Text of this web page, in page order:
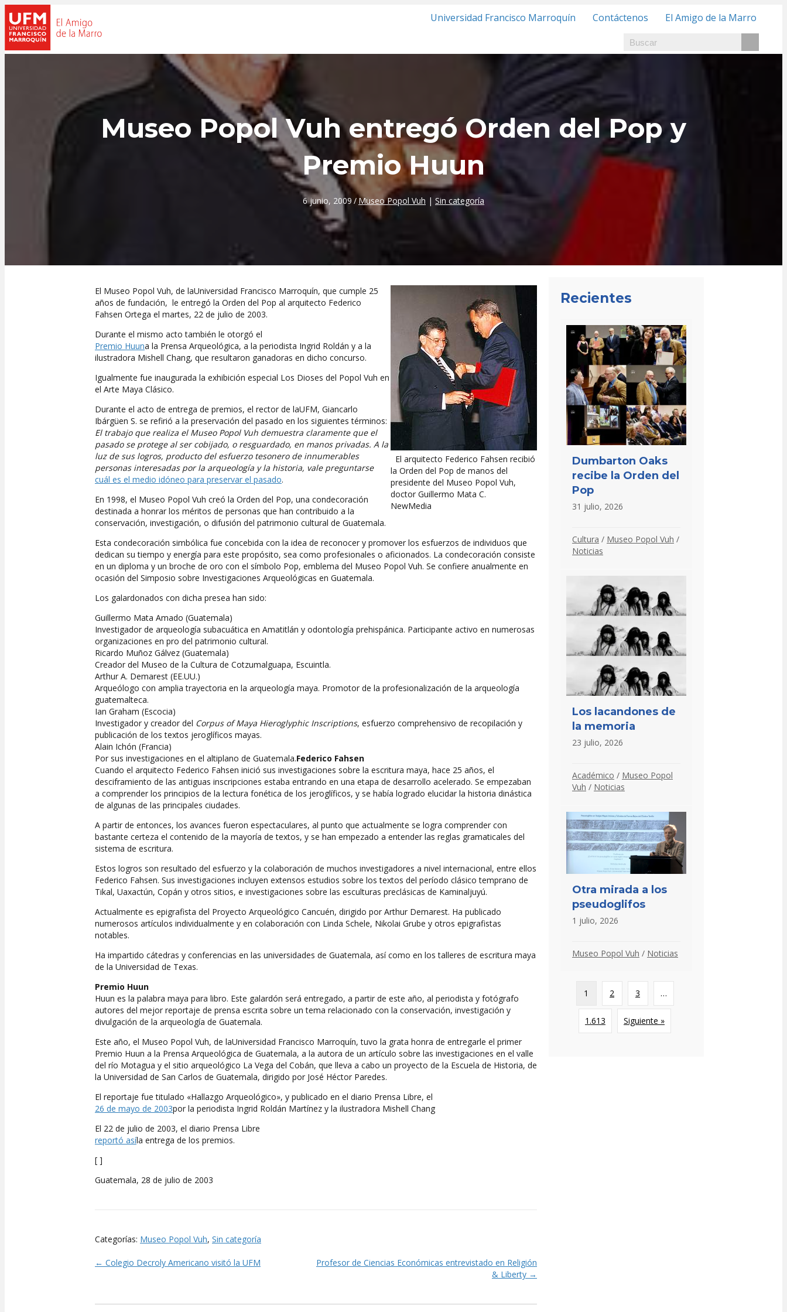
Universidad Francisco Marroquín Contáctenos El Amigo de la Marro
Museo Popol Vuh entregó Orden del Pop y
Premio Huun
6 junio, 2009 / Museo Popol Vuh | Sin categoría
El arquitecto Federico Fahsen recibió
la Orden del Pop de manos del
presidente del Museo Popol Vuh,
doctor Guillermo Mata C.
NewMedia
El Museo Popol Vuh, de laUniversidad Francisco Marroquín, que cumple 25
años de fundación, le entregó la Orden del Pop al arquitecto Federico
Fahsen Ortega el martes, 22 de julio de 2003.
Durante el mismo acto también le otorgó el
Premio Huuna la Prensa Arqueológica, a la periodista Ingrid Roldán y a la
ilustradora Mishell Chang, que resultaron ganadoras en dicho concurso.
Igualmente fue inaugurada la exhibición especial Los Dioses del Popol Vuh en
el Arte Maya Clásico.
Durante el acto de entrega de premios, el rector de laUFM, Giancarlo
Ibárgüen S. se refirió a la preservación del pasado en los siguientes términos:
El trabajo que realiza el Museo Popol Vuh demuestra claramente que el
pasado se protege al ser cobijado, o resguardado, en manos privadas. A la
luz de sus logros, producto del esfuerzo tesonero de innumerables
personas interesadas por la arqueología y la historia, vale preguntarse
cuál es el medio idóneo para preservar el pasado.
En 1998, el Museo Popol Vuh creó la Orden del Pop, una condecoración
destinada a honrar los méritos de personas que han contribuido a la
conservación, investigación, o difusión del patrimonio cultural de Guatemala.
Esta condecoración simbólica fue concebida con la idea de reconocer y promover los esfuerzos de individuos que
dedican su tiempo y energía para este propósito, sea como profesionales o aficionados. La condecoración consiste
en un diploma y un broche de oro con el símbolo Pop, emblema del Museo Popol Vuh. Se confiere anualmente en
ocasión del Simposio sobre Investigaciones Arqueológicas en Guatemala.
Los galardonados con dicha presea han sido:
Guillermo Mata Amado (Guatemala)
Investigador de arqueología subacuática en Amatitlán y odontología prehispánica. Participante activo en numerosas
organizaciones en pro del patrimonio cultural.
Ricardo Muñoz Gálvez (Guatemala)
Creador del Museo de la Cultura de Cotzumalguapa, Escuintla.
Arthur A. Demarest (EE.UU.)
Arqueólogo con amplia trayectoria en la arqueología maya. Promotor de la profesionalización de la arqueología
guatemalteca.
Ian Graham (Escocia)
Investigador y creador del Corpus of Maya Hieroglyphic Inscriptions, esfuerzo comprehensivo de recopilación y
publicación de los textos jeroglíficos mayas.
Alain Ichón (Francia)
Por sus investigaciones en el altiplano de Guatemala.Federico Fahsen
Cuando el arquitecto Federico Fahsen inició sus investigaciones sobre la escritura maya, hace 25 años, el
desciframiento de las antiguas inscripciones estaba entrando en una etapa de desarrollo acelerado. Se empezaban
a comprender los principios de la lectura fonética de los jeroglíficos, y se había logrado elucidar la historia dinástica
de algunas de las principales ciudades.
A partir de entonces, los avances fueron espectaculares, al punto que actualmente se logra comprender con
bastante certeza el contenido de la mayoría de textos, y se han empezado a entender las reglas gramaticales del
sistema de escritura.
Estos logros son resultado del esfuerzo y la colaboración de muchos investigadores a nivel internacional, entre ellos
Federico Fahsen. Sus investigaciones incluyen extensos estudios sobre los textos del período clásico temprano de
Tikal, Uaxactún, Copán y otros sitios, e investigaciones sobre las esculturas preclásicas de Kaminaljuyú.
Actualmente es epigrafista del Proyecto Arqueológico Cancuén, dirigido por Arthur Demarest. Ha publicado
numerosos artículos individualmente y en colaboración con Linda Schele, Nikolai Grube y otros epigrafistas
notables.
Ha impartido cátedras y conferencias en las universidades de Guatemala, así como en los talleres de escritura maya
de la Universidad de Texas.
Premio Huun
Huun es la palabra maya para libro. Este galardón será entregado, a partir de este año, al periodista y fotógrafo
autores del mejor reportaje de prensa escrita sobre un tema relacionado con la conservación, investigación y
divulgación de la arqueología de Guatemala.
Este año, el Museo Popol Vuh, de laUniversidad Francisco Marroquín, tuvo la grata honra de entregarle el primer
Premio Huun a la Prensa Arqueológica de Guatemala, a la autora de un artículo sobre las investigaciones en el valle
del río Motagua y el sitio arqueológico La Vega del Cobán, que lleva a cabo un proyecto de la Escuela de Historia, de
la Universidad de San Carlos de Guatemala, dirigido por José Héctor Paredes.
El reportaje fue titulado «Hallazgo Arqueológico», y publicado en el diario Prensa Libre, el
26 de mayo de 2003por la periodista Ingrid Roldán Martínez y la ilustradora Mishell Chang
El 22 de julio de 2003, el diario Prensa Libre
reportó asíla entrega de los premios.
[ ]
Guatemala, 28 de julio de 2003
Categorías: Museo Popol Vuh, Sin categoría
Posts
← Colegio Decroly Americano visitó la UFM
Profesor de Ciencias Económicas entrevistado en Religión
& Liberty →
Recientes
Dumbarton Oaks
recibe la Orden del
Pop
31 julio, 2026
Cultura / Museo Popol Vuh /
Noticias
Los lacandones de
la memoria
23 julio, 2026
Académico / Museo Popol
Vuh / Noticias
Otra mirada a los
pseudoglifos
1 julio, 2026
Museo Popol Vuh / Noticias
1 2 3 …
1.613 Siguiente »